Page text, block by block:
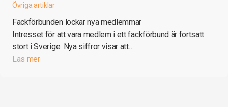
Övriga artiklar
Fackförbunden lockar nya medlemmar
Intresset för att vara medlem i ett fackförbund är fortsatt
stort i Sverige. Nya siffror visar att…
Läs mer